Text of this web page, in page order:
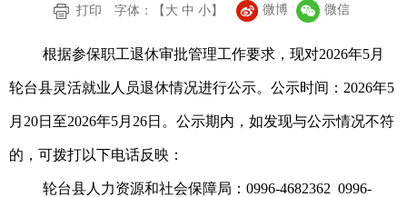
打印
字体：【 大 中 小】 微博 微信
根据参保职工退休审批管理工作要求，现对2026年5月
轮台县灵活就业人员退休情况进行公示。公示时间：2026年5
月20日至2026年5月26日。公示期内，如发现与公示情况不符
的，可拨打以下电话反映：
轮台县人力资源和社会保障局：0996-46823620996-